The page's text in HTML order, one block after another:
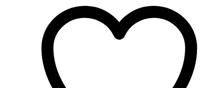
несколько
вариаций.
Опции